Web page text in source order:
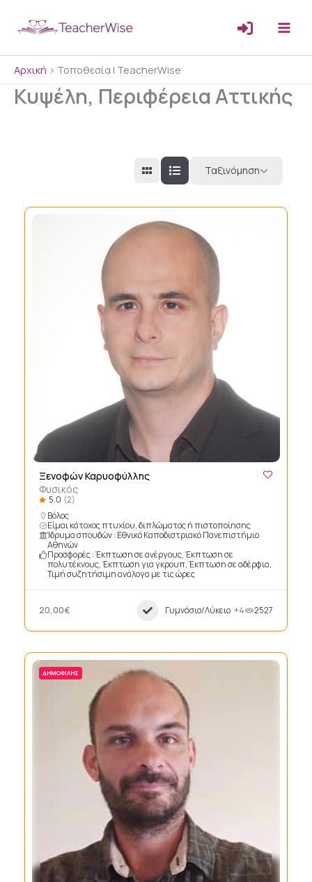
Αρχική > Τοποθεσία | TeacherWise
Κυψέλη, Περιφέρεια Αττικής
Ταξινόμηση
Ξενοφών Καρυοφύλλης
Φυσικός
5.0 (2)
Βόλος
Είμαι κάτοχος πτυχίου, διπλώματος ή πιστοποίησης
Ίδρυμα σπουδών : Εθνικό Καποδιστριακό Πανεπιστήμιο
Αθηνών
Προσφορές : Έκπτωση σε ανέργους, Έκπτωση σε
πολυτέκνους, Έκπτωση για γκρουπ, Έκπτωση σε αδέρφια,
Τιμή συζητήσιμη ανάλογα με τις ώρες
20,00€ Γυμνάσιο/Λύκειο +4 2527
ΔΗΜΟΦΙΛΉΣ